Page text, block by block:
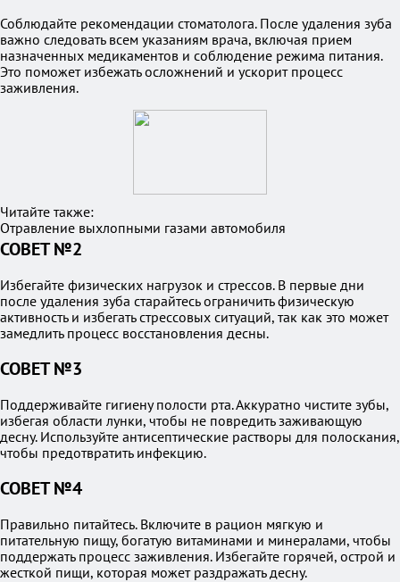
Соблюдайте рекомендации стоматолога. После удаления зуба
важно следовать всем указаниям врача, включая прием
назначенных медикаментов и соблюдение режима питания.
Это поможет избежать осложнений и ускорит процесс
заживления.
Читайте также:
Отравление выхлопными газами автомобиля
СОВЕТ №2
Избегайте физических нагрузок и стрессов. В первые дни
после удаления зуба старайтесь ограничить физическую
активность и избегать стрессовых ситуаций, так как это может
замедлить процесс восстановления десны.
СОВЕТ №3
Поддерживайте гигиену полости рта. Аккуратно чистите зубы,
избегая области лунки, чтобы не повредить заживающую
десну. Используйте антисептические растворы для полоскания,
чтобы предотвратить инфекцию.
СОВЕТ №4
Правильно питайтесь. Включите в рацион мягкую и
питательную пищу, богатую витаминами и минералами, чтобы
поддержать процесс заживления. Избегайте горячей, острой и
жесткой пищи, которая может раздражать десну.